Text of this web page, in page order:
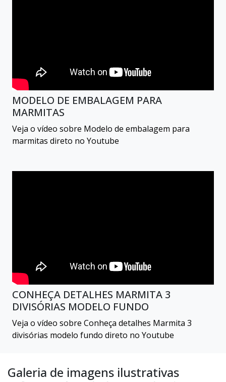
MODELO DE EMBALAGEM PARA
MARMITAS
Veja o vídeo sobre Modelo de embalagem para
marmitas direto no Youtube
CONHEÇA DETALHES MARMITA 3
DIVISÓRIAS MODELO FUNDO
Veja o vídeo sobre Conheça detalhes Marmita 3
divisórias modelo fundo direto no Youtube
Galeria de imagens ilustrativas